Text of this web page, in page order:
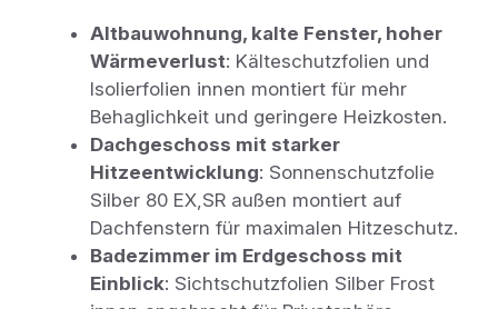
Altbauwohnung, kalte Fenster, hoher
Wärmeverlust: Kälteschutzfolien und
Isolierfolien innen montiert für mehr
Behaglichkeit und geringere Heizkosten.
Dachgeschoss mit starker
Hitzeentwicklung: Sonnenschutzfolie
Silber 80 EX,SR außen montiert auf
Dachfenstern für maximalen Hitzeschutz.
Badezimmer im Erdgeschoss mit
Einblick: Sichtschutzfolien Silber Frost